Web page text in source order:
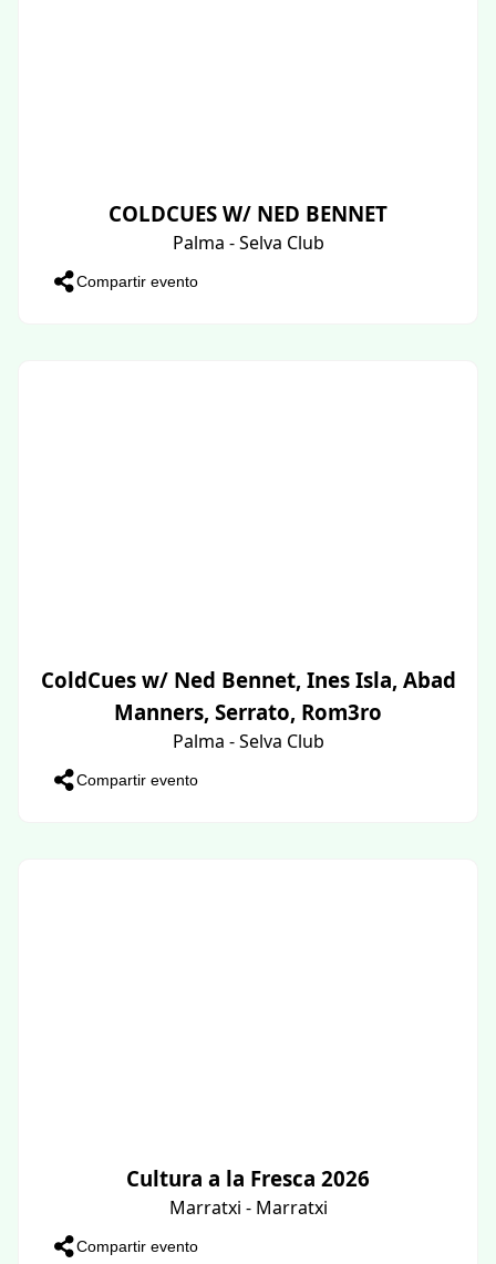
COLDCUES W/ NED BENNET
Palma - Selva Club
Compartir evento
ColdCues w/ Ned Bennet, Ines Isla, Abad
Manners, Serrato, Rom3ro
Palma - Selva Club
Compartir evento
Cultura a la Fresca 2026
Marratxi - Marratxi
Compartir evento